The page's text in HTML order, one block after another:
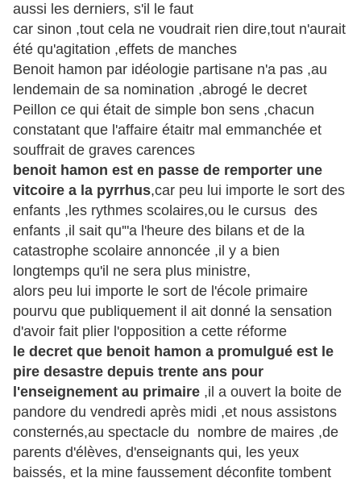
aussi les derniers, s'il le faut
car sinon ,tout cela ne voudrait rien dire,tout n'aurait
été qu'agitation ,effets de manches
Benoit hamon par idéologie partisane n'a pas ,au
lendemain de sa nomination ,abrogé le decret
Peillon ce qui était de simple bon sens ,chacun
constatant que l'affaire étaitr mal emmanchée et
souffrait de graves carences
benoit hamon est en passe de remporter une
vitcoire a la pyrrhus,car peu lui importe le sort des
enfants ,les rythmes scolaires,ou le cursus des
enfants ,il sait qu'"a l'heure des bilans et de la
catastrophe scolaire annoncée ,il y a bien
longtemps qu'il ne sera plus ministre,
alors peu lui importe le sort de l'école primaire
pourvu que publiquement il ait donné la sensation
d'avoir fait plier l'opposition a cette réforme
le decret que benoit hamon a promulgué est le
pire desastre depuis trente ans pour
l'enseignement au primaire ,il a ouvert la boite de
pandore du vendredi après midi ,et nous assistons
consternés,au spectacle du nombre de maires ,de
parents d'élèves, d'enseignants qui, les yeux
baissés, et la mine faussement déconfite tombent